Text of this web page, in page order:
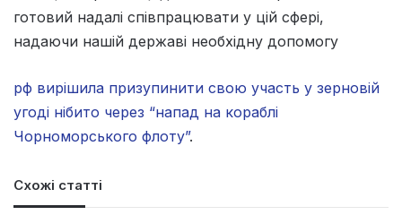
готовий надалі співпрацювати у цій сфері,
надаючи нашій державі необхідну допомогу
рф вирішила призупинити свою участь у зерновій
угоді нібито через “напад на кораблі
Чорноморського флоту”.
Схожі статті